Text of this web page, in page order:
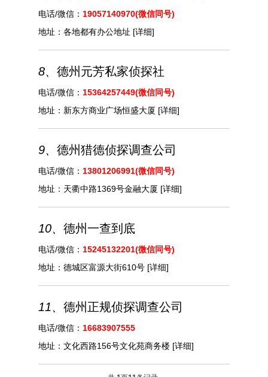
电话/微信： 19057140970(微信同号)
地址： 各地都有办公地址 [详细]
8、 德州元芳私家侦探社
电话/微信： 15364257449(微信同号)
地址： 新东方商业广场恒盛大厦 [详细]
9、 德州猎德侦探调查公司
电话/微信： 13801206991(微信同号)
地址： 天衢中路1369号金融大厦 [详细]
10、 德州一查到底
电话/微信： 15245132201(微信同号)
地址： 德城区富源大街610号 [详细]
11、 德州正规侦探调查公司
电话/微信： 16683907555
地址： 文化西路156号文化苑商务楼 [详细]